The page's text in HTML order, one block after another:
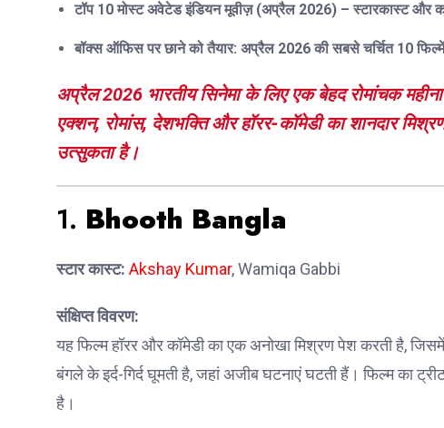
टॉप 10 मोस्ट अवेटेड इंडियन मूवीज़ (अप्रैल 2026) – स्टारकास्ट और
बॉक्स ऑफिस पर छाने को तैयार: अप्रैल 2026 की सबसे चर्चित 10
अप्रैल 2026 भारतीय सिनेमा के लिए एक बेहद रोमांचक
एक्शन, रोमांस, देशभक्ति और हॉरर-कॉमेडीका शानदार
उत्सुकता है।
1. Bhooth Bangla
स्टार कास्ट: Akshay Kumar, Wamiqa Gabbi
संक्षिप्त विवरण:
यह फिल्म हॉरर और कॉमेडी का एक अनोखा मिश्रण पेश करती है,
बंगले के इर्द-गिर्द घूमती है, जहां अजीब घटनाएं घटती हैं। फिल्म का
है।